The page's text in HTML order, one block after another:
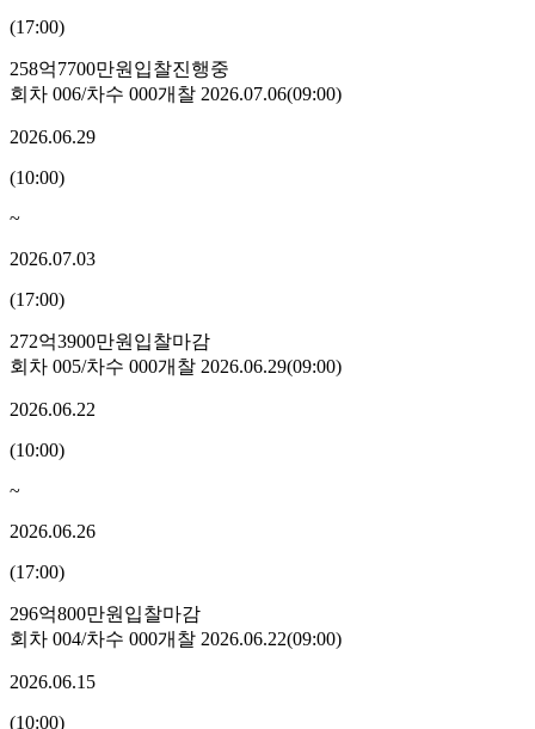
(17:00)
258억7700만원 입찰진행중
회차 006/차수 000개찰 2026.07.06(09:00)
2026.06.29
(10:00)
~
2026.07.03
(17:00)
272억3900만원 입찰마감
회차 005/차수 000개찰 2026.06.29(09:00)
2026.06.22
(10:00)
~
2026.06.26
(17:00)
296억800만원 입찰마감
회차 004/차수 000개찰 2026.06.22(09:00)
2026.06.15
(10:00)